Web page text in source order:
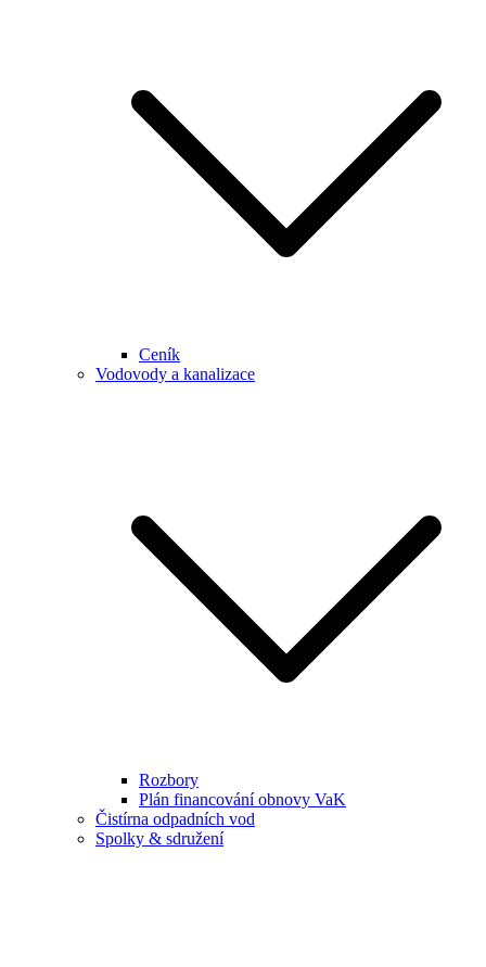
Ceník
Vodovody a kanalizace
Rozbory
Plán financování obnovy VaK
Čistírna odpadních vod
Spolky & sdružení